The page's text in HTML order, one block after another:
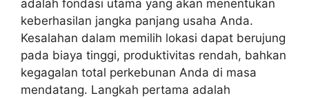
adalah fondasi utama yang akan menentukan
keberhasilan jangka panjang usaha Anda.
Kesalahan dalam memilih lokasi dapat berujung
pada biaya tinggi, produktivitas rendah, bahkan
kegagalan total perkebunan Anda di masa
mendatang. Langkah pertama adalah